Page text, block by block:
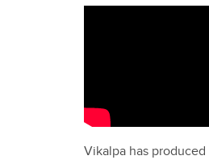
Vikalpa has